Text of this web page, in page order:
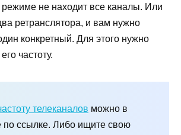
режиме не находит все каналы. Или
ретранслятора, и вам нужно
конкретный. Для этого нужно
частоту.
телеканалов можно в
по ссылке. Либо ищите свою